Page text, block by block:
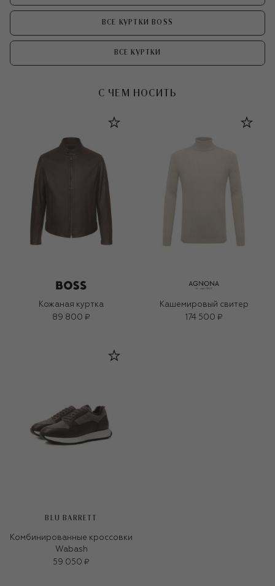
ВСЕ КУРТКИ BOSS
ВСЕ КУРТКИ
С ЧЕМ НОСИТЬ
Кожаная куртка
89 800 ₽
Кашемировый свитер
174 500 ₽
BLU BARRETT
Комбинированные кроссовки
Wabash
59 050 ₽